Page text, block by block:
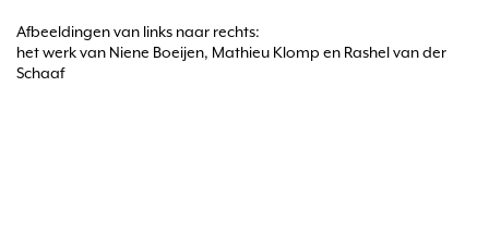
Afbeeldingen van links naar rechts:
het werk van Niene Boeijen, Mathieu Klomp en Rashel van der
Schaaf